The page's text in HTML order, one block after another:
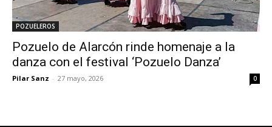
POZUELEROS
Pozuelo de Alarcón rinde homenaje a la
danza con el festival ‘Pozuelo Danza’
Pilar Sanz - 27 mayo, 2026 0